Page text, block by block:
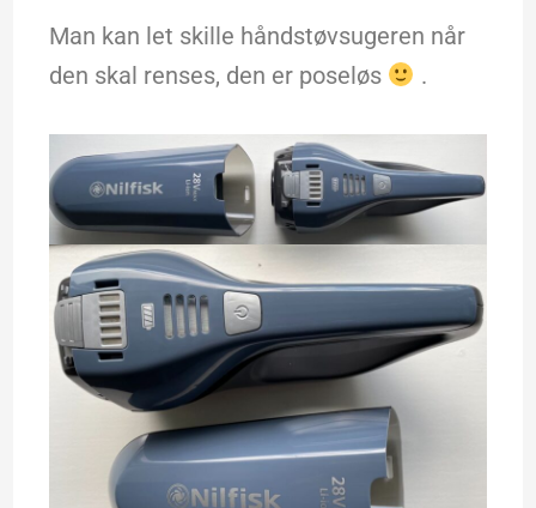
Man kan let skille håndstøvsugeren når
den skal renses, den er poseløs
.